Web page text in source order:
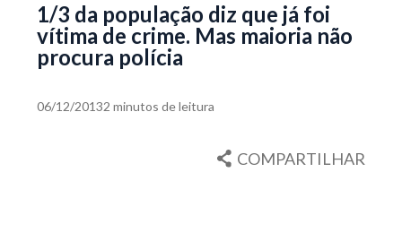
1/3 da população diz que já foi
vítima de crime. Mas maioria não
procura polícia
06/12/20132 minutos de leitura
COMPARTILHAR